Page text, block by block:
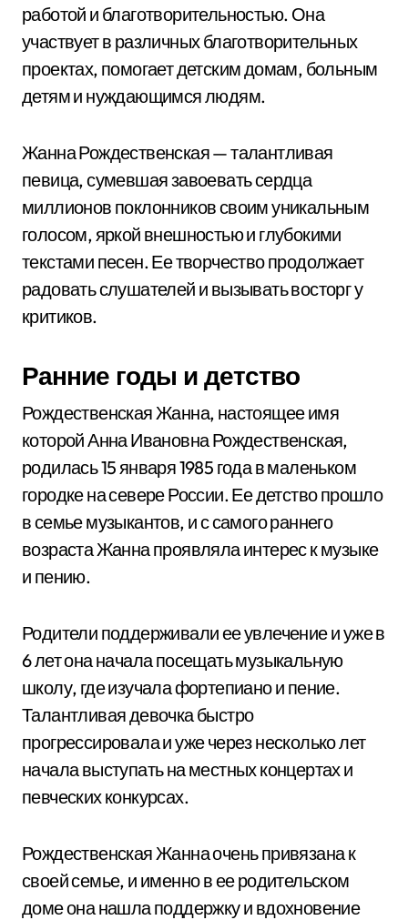
работой и благотворительностью. Она
участвует в различных благотворительных
проектах, помогает детским домам, больным
детям и нуждающимся людям.
Жанна Рождественская — талантливая
певица, сумевшая завоевать сердца
миллионов поклонников своим уникальным
голосом, яркой внешностью и глубокими
текстами песен. Ее творчество продолжает
радовать слушателей и вызывать восторг у
критиков.
Ранние годы и детство
Рождественская Жанна, настоящее имя
которой Анна Ивановна Рождественская,
родилась 15 января 1985 года в маленьком
городке на севере России. Ее детство прошло
в семье музыкантов, и с самого раннего
возраста Жанна проявляла интерес к музыке
и пению.
Родители поддерживали ее увлечение и уже в
6 лет она начала посещать музыкальную
школу, где изучала фортепиано и пение.
Талантливая девочка быстро
прогрессировала и уже через несколько лет
начала выступать на местных концертах и
певческих конкурсах.
Рождественская Жанна очень привязана к
своей семье, и именно в ее родительском
доме она нашла поддержку и вдохновение